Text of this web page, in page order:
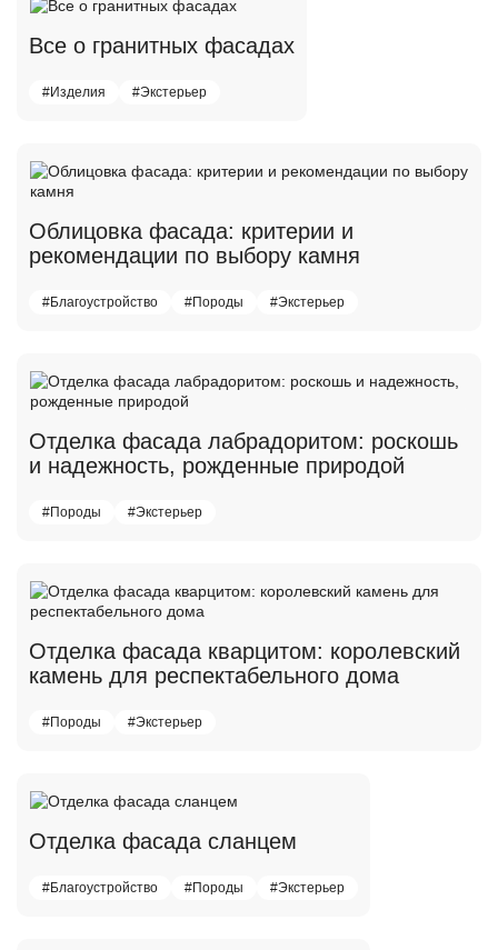
Все о гранитных фасадах
#Изделия #Экстерьер
Облицовка фасада: критерии и
рекомендации по выбору камня
#Благоустройство #Породы #Экстерьер
Отделка фасада лабрадоритом: роскошь
и надежность, рожденные природой
#Породы #Экстерьер
Отделка фасада кварцитом: королевский
камень для респектабельного дома
#Породы #Экстерьер
Отделка фасада сланцем
#Благоустройство #Породы #Экстерьер